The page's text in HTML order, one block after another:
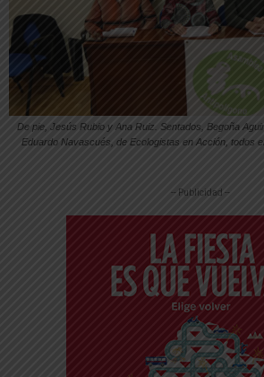
De pie, Jesús Rubio y Ana Ruiz. Sentados, Begoña
Eduardo Navascués, de Ecologistas en Acción, todos
-- Publicidad --